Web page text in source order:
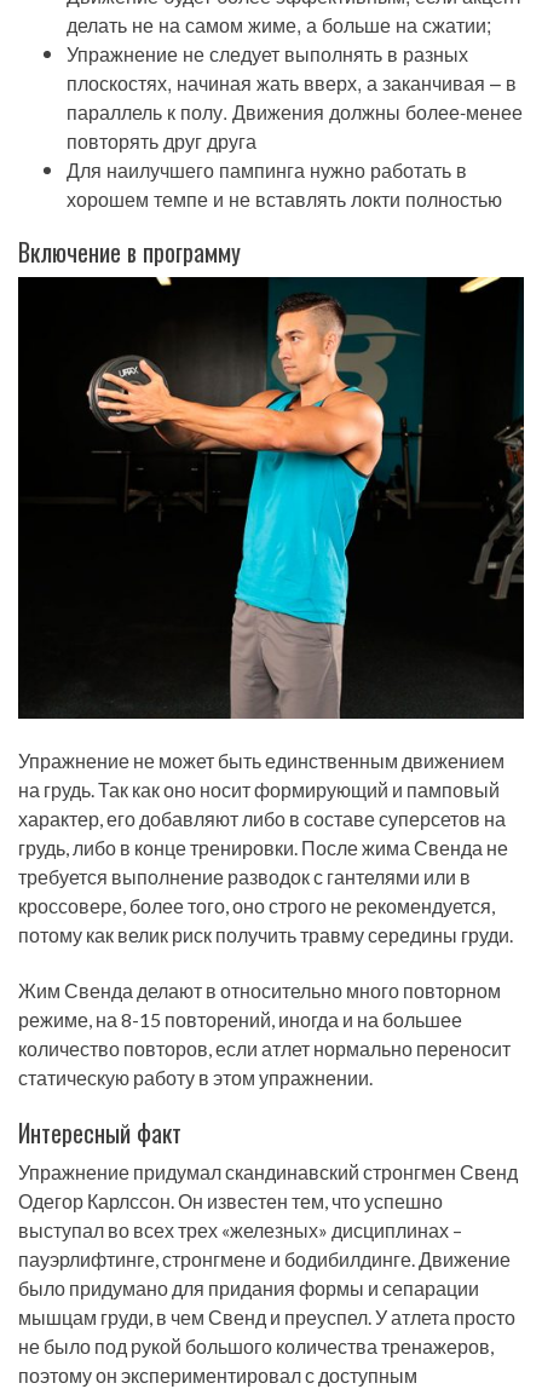
делать не на самом жиме, а больше на сжатии;
Упражнение не следует выполнять в разных
плоскостях, начиная жать вверх, а заканчивая – в
параллель к полу. Движения должны более-менее
повторять друг друга
Для наилучшего пампинга нужно работать в
хорошем темпе и не вставлять локти полностью
Включение в программу
Упражнение не может быть единственным движением
на грудь. Так как оно носит формирующий и памповый
характер, его добавляют либо в составе суперсетов на
грудь, либо в конце тренировки. После жима Свенда не
требуется выполнение разводок с гантелями или в
кроссовере, более того, оно строго не рекомендуется,
потому как велик риск получить травму середины груди.
Жим Свенда делают в относительно много повторном
режиме, на 8-15 повторений, иногда и на большее
количество повторов, если атлет нормально переносит
статическую работу в этом упражнении.
Интересный факт
Упражнение придумал скандинавский стронгмен Свенд
Одегор Карлссон. Он известен тем, что успешно
выступал во всех трех «железных» дисциплинах –
пауэрлифтинге, стронгмене и бодибилдинге. Движение
было придумано для придания формы и сепарации
мышцам груди, в чем Свенд и преуспел. У атлета просто
не было под рукой большого количества тренажеров,
поэтому он экспериментировал с доступным